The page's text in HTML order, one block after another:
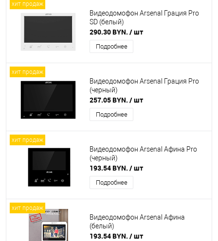
хит продаж
Видеодомофон Arsenal Грация Pro
SD (белый)
290.30 BYN. / шт
Подробнее
хит продаж
Видеодомофон Arsenal Грация Pro
(черный)
257.05 BYN. / шт
Подробнее
хит продаж
Видеодомофон Arsenal Афина Pro
(черный)
193.54 BYN. / шт
Подробнее
хит продаж
Видеодомофон Arsenal Афина
(белый)
193.54 BYN. / шт